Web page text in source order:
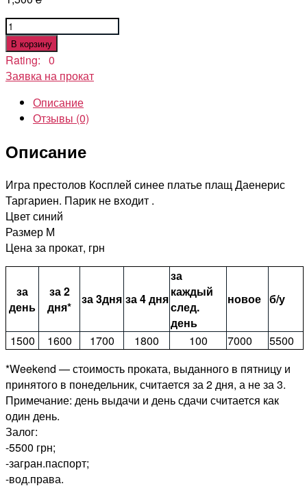
Количество
товара
Игры
Престолов
Дейенерис
Таргариен.Синий
В корзину
Rating: 0
Заявка на прокат
Описание
Отзывы (0)
Описание
Игра престолов Косплей синее платье плащ Даенерис
Таргариен. Парик не входит .
Цвет синий
Размер М
Цена за прокат, грн
за
день
за 2
дня*
за 3дня за 4 дня
за
каждый
след.
день
новое б/у
1500 1600 1700 1800 100 7000
5500
*Weekend — стоимость проката, выданного в пятницу и
принятого в понедельник, считается за 2 дня, а не за 3.
Примечание: день выдачи и день сдачи считается как
один день.
Залог:
-5500 грн;
-загран.паспорт;
-вод.права.